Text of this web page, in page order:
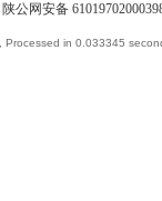
陕公网安备
, Processed in 0.033345